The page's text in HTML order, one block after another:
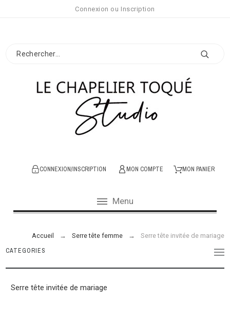
Connexion ou Inscription
CONNEXION/INSCRIPTION MON COMPTE MON PANIER
Menu
Accueil Serre tête femme Serre tête invitée de mariage
CATEGORIES
Serre tête invitée de mariage